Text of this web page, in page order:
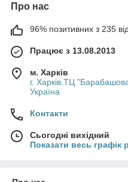
Про нас
96% позитивних з 235
Працює з 13.08.2013
м. Харків
г. Харків.ТЦ
Україна
Контакти
Сьогодні вихідний
Показати весь графік